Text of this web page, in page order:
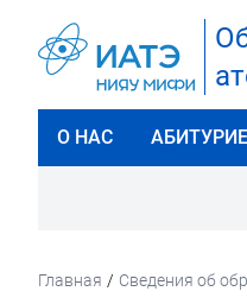
О НАС
Главная / Сведения об